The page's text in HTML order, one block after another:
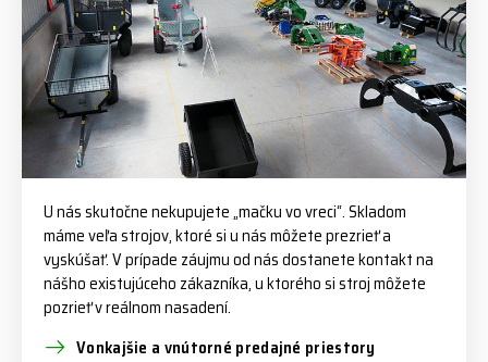
U nás skutočne nekupujete „mačku vo vreci“. Skladom
máme veľa strojov, ktoré si u nás môžete prezrieť a
vyskúšať. V prípade záujmu od nás dostanete kontakt na
nášho existujúceho zákazníka, u ktorého si stroj môžete
pozrieť v reálnom nasadení.
Vonkajšie a vnútorné predajné priestory